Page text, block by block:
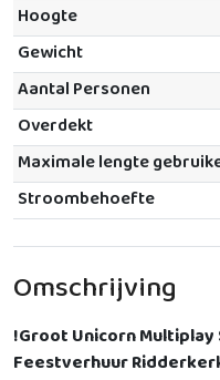
Hoogte
Gewicht
Aantal Personen
Overdekt
Maximale lengte
Stroombehoefte
Omschrijving
!Groot Unicorn
Feestverhuur